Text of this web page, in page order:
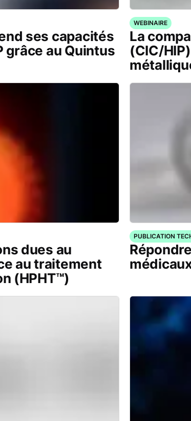
ses capacités
grâce au Quintus
WEBINAIRE
La
(CIC/
dues au
au traitement
(HPHT™)
PUBLICATION